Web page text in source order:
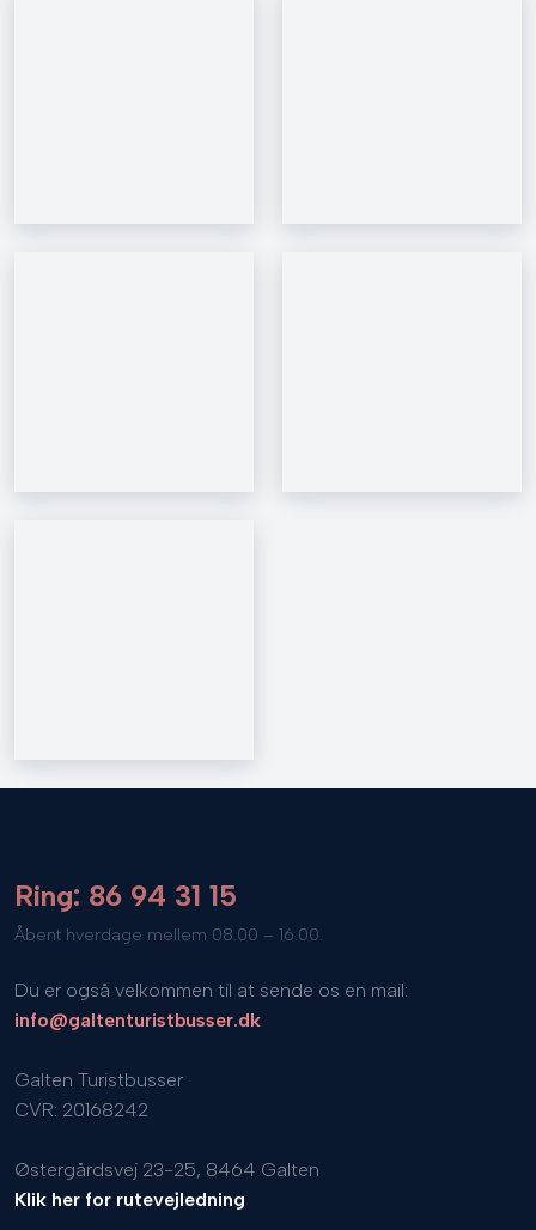
Ring: 86 94 31 15
​Åbent hverdage mellem 08.00 – 16.00.
Du er også velkommen til at sende os en mail:
info@galtenturistbusser.dk
Galten Turistbusser
CVR: 20168242
Østergårdsvej 23-25, 8464 Galten
Klik her for rutevejledning